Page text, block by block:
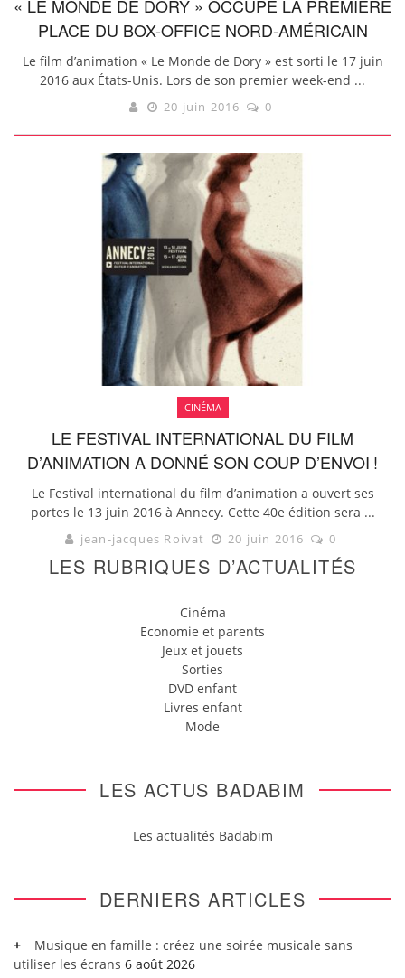
« LE MONDE DE DORY » OCCUPE LA PREMIÈRE
PLACE DU BOX-OFFICE NORD-AMÉRICAIN
Le film d’animation « Le Monde de Dory » est sorti le 17 juin
2016 aux États-Unis. Lors de son premier week-end ...
20 juin 2016 0
CINÉMA
LE FESTIVAL INTERNATIONAL DU FILM
D’ANIMATION A DONNÉ SON COUP D’ENVOI !
Le Festival international du film d’animation a ouvert ses
portes le 13 juin 2016 à Annecy. Cette 40e édition sera ...
jean-jacques Roivat 20 juin 2016 0
LES RUBRIQUES D’ACTUALITÉS
Cinéma
Economie et parents
Jeux et jouets
Sorties
DVD enfant
Livres enfant
Mode
LES ACTUS BADABIM
Les actualités Badabim
DERNIERS ARTICLES
Musique en famille : créez une soirée musicale sans
utiliser les écrans 6 août 2026